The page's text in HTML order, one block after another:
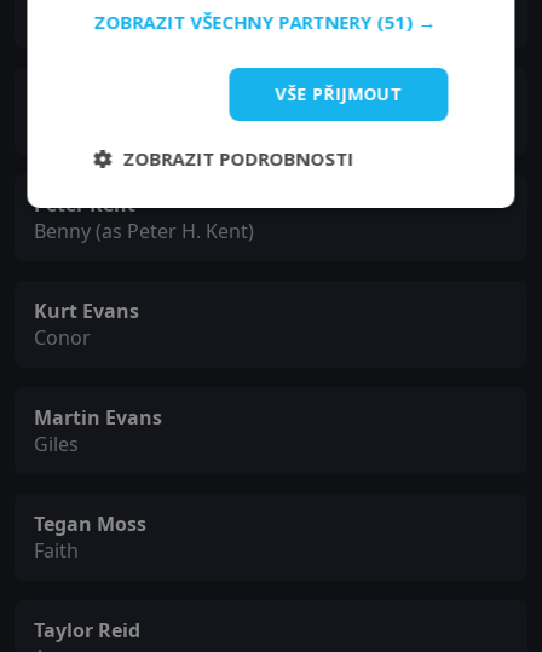
Police Detective
Peter Kent
Benny (as Peter H. Kent)
Kurt Evans
Conor
Martin Evans
Giles
Tegan Moss
Faith
Taylor Reid
ZOBRAZIT VŠECHNY PARTNERY (51) →
VŠE PŘIJMOUT
ZOBRAZIT PODROBNOSTI